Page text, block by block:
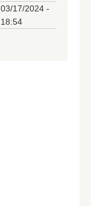
03/17/2024 -
18:54